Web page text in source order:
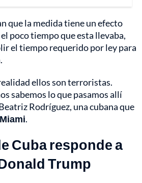
que la medida tiene un efecto
poco tiempo que esta llevaba,
el tiempo requerido por ley para
ellos son terroristas.
sabemos lo que pasamos allí
Rodríguez, una cubana que
Miami.
Cuba responde a
Trump